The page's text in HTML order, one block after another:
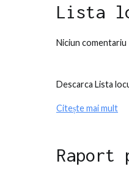
Lista
Niciun comentariu
Descarca Lista
Citește mai mult
Raport